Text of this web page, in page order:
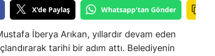
Van
Yozgat
Zonguldak
X'de Paylaş Whatsapp'tan Gönder
İberya Arıkan, yıllardır devam eden
tarihi bir adım attı. Belediyenin